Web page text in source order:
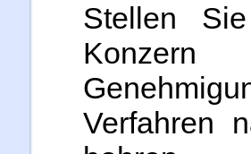
Stellen
Verfahren